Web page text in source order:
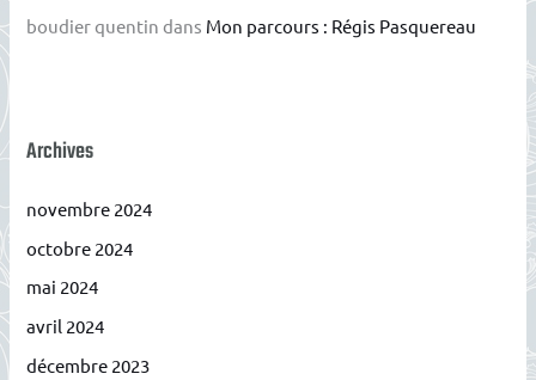
boudier quentin dans Mon parcours : Régis Pasquereau
Archives
novembre 2024
octobre 2024
mai 2024
avril 2024
décembre 2023